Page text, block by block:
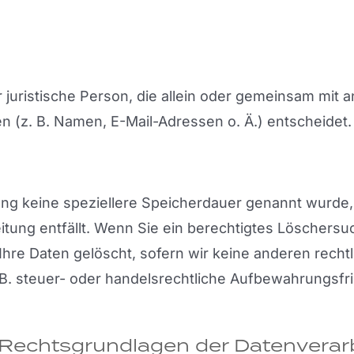
Person, die allein oder gemeinsam mit
(z. B. Namen, E-Mail-Adressen o. Ä.) entscheidet.
keine speziellere Speicherdauer genannt
entfällt. Wenn Sie ein berechtigtes
Daten gelöscht, sofern wir keine anderen
steuer- oder handelsrechtliche
der